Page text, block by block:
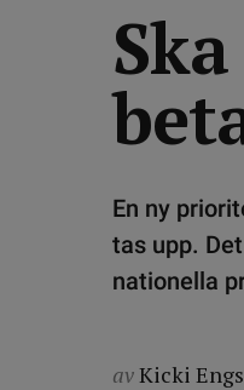
En ny
tas upp.
nationella
avKicki